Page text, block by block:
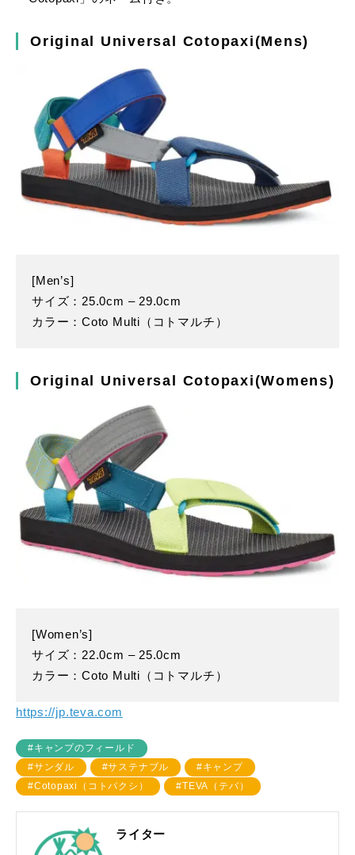
Original Universal Cotopaxi(Mens)
[Men’s]
サイズ：25.0cm – 29.0cm
カラー：Coto Multi（コトマルチ）
Original Universal Cotopaxi(Womens)
[Women’s]
サイズ：22.0cm – 25.0cm
カラー：Coto Multi（コトマルチ）
https://jp.teva.com
#キャンプのフィールド
#サンダル
#サステナブル
#キャンプ
#Cotopaxi（コトパクシ）
#TEVA（テバ）
ライター